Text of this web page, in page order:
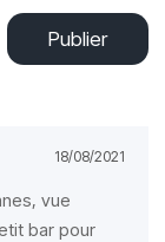
Publier
18/08/2021
vue
bar pour